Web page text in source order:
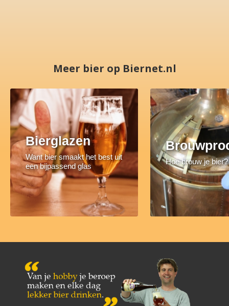
Meer bier op Biernet.nl
Bierglazen
Want bier smaakt het best uit
een bijpassend glas
Hoe brouw je bier?